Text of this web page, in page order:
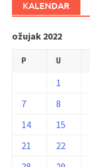
KALENDAR
ožujak 2022
P U
1
7
8
14
15
21
22